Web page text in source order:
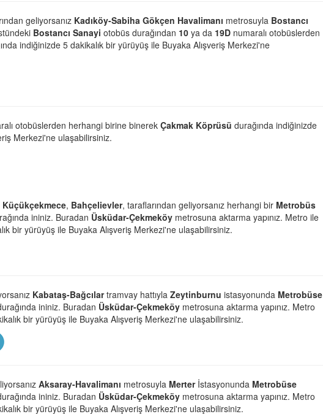
geliyorsanız Kadıköy-Sabiha Gökçen Havalimanı metrosuyla Bostancı
Bostancı Sanayi otobüs durağından 10 ya da 19D numaralı otobüslerden
indiğinizde 5 dakikalık bir yürüyüş ile Buyaka Alışveriş Merkezi'ne
otobüslerden herhangi birine binerekÇakmak Köprüsü durağında indiğinizde
Merkezi'ne ulaşabilirsiniz.
Küçükçekmece, Bahçelievler, taraflarından geliyorsanız herhangi bir Metrobüs
ininiz. Buradan Üsküdar-Çekmeköy metrosuna aktarma yapınız. Metro ile
bir yürüyüş ile Buyaka Alışveriş Merkezi'ne ulaşabilirsiniz.
Kabataş-Bağcılartramvay hattıyla Zeytinburnu istasyonunda Metrobüse
ininiz. Buradan Üsküdar-Çekmeköy metrosuna aktarma yapınız. Metro
bir yürüyüş ile Buyaka Alışveriş Merkezi'ne ulaşabilirsiniz.
Aksaray-Havalimanı metrosuyla Merter İstasyonunda Metrobüse
ininiz. Buradan Üsküdar-Çekmeköy metrosuna aktarma yapınız. Metro
bir yürüyüş ile Buyaka Alışveriş Merkezi'ne ulaşabilirsiniz.